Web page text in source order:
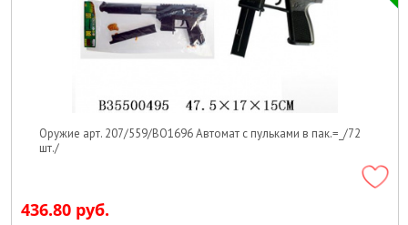
Оружие арт. 207/559/BO1696 Автомат с пульками в пак.=_/72
шт./
436.80 руб.